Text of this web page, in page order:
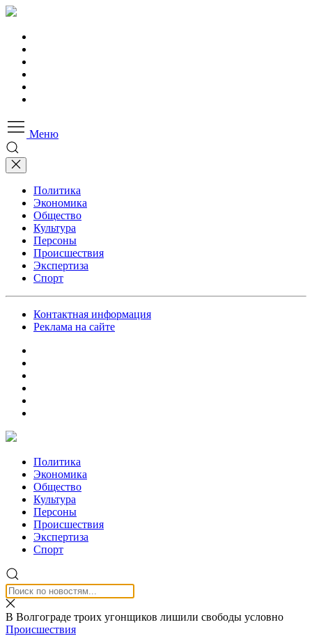
Меню
Политика
Экономика
Общество
Культура
Персоны
Происшествия
Экспертиза
Спорт
Контактная информация
Реклама на сайте
Политика
Экономика
Общество
Культура
Персоны
Происшествия
Экспертиза
Спорт
В Волгограде троих угонщиков лишили свободы условно
Происшествия